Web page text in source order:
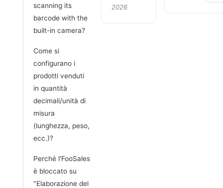
scanning its
barcode with the
built-in camera?
Come si
configurano i
prodotti venduti
in quantità
decimali/unità di
misura
(lunghezza, peso,
ecc.)?
Perché l'FooSales
è bloccato su
"Elaborazione del
2026